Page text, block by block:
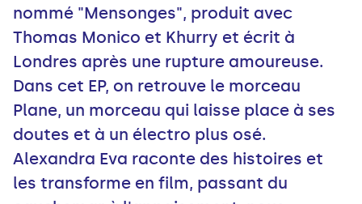
nommé "Mensonges", produit avec
Thomas Monico et Khurry et écrit à
Londres après une rupture amoureuse.
Dans cet EP, on retrouve le morceau
Plane, un morceau qui laisse place à ses
doutes et à un électro plus osé.
Alexandra Eva raconte des histoires et
les transforme en film, passant du